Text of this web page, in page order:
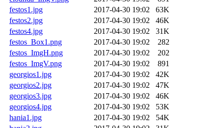
festos1.jpg
2017-04-30 19:02
63K
festos2.jpg
2017-04-30 19:02
46K
festos4.jpg
2017-04-30 19:02
31K
festos_Box1.png
2017-04-30 19:02
282
festos_ImgH.png
2017-04-30 19:02
202
festos_ImgV.png
2017-04-30 19:02
891
georgios1.jpg
2017-04-30 19:02
42K
georgios2.jpg
2017-04-30 19:02
47K
georgios3.jpg
2017-04-30 19:02
46K
georgios4.jpg
2017-04-30 19:02
53K
hania1.jpg
2017-04-30 19:02
54K